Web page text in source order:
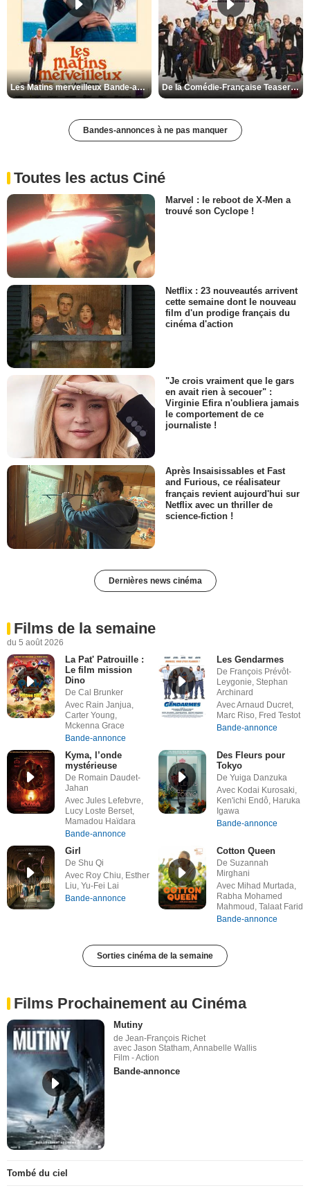
Les Matins merveilleux Bande-annonce VF De la Comédie-Française Teaser VF
Bandes-annonces à ne pas manquer
Toutes les actus Ciné
Marvel : le reboot de X-Men a
trouvé son Cyclope !
Netflix : 23 nouveautés arrivent
cette semaine dont le nouveau
film d'un prodige français du
cinéma d'action
"Je crois vraiment que le gars
en avait rien à secouer" :
Virginie Efira n'oubliera jamais
le comportement de ce
journaliste !
Après Insaisissables et Fast
and Furious, ce réalisateur
français revient aujourd'hui sur
Netflix avec un thriller de
science-fiction !
Dernières news cinéma
Films de la semaine
du 5 août 2026
La Pat' Patrouille :
Le film mission
Dino
De Cal Brunker
Avec Rain Janjua,
Carter Young,
Mckenna Grace
Bande-annonce
Les Gendarmes
De François Prévôt-
Leygonie, Stephan
Archinard
Avec Arnaud Ducret,
Marc Riso, Fred Testot
Bande-annonce
Kyma, l’onde
mystérieuse
De Romain Daudet-
Jahan
Avec Jules Lefebvre,
Lucy Loste Berset,
Mamadou Haïdara
Bande-annonce
Des Fleurs pour
Tokyo
De Yuiga Danzuka
Avec Kodai Kurosaki,
Ken'ichi Endô, Haruka
Igawa
Bande-annonce
Girl
De Shu Qi
Avec Roy Chiu, Esther
Liu, Yu-Fei Lai
Bande-annonce
Cotton Queen
De Suzannah
Mirghani
Avec Mihad Murtada,
Rabha Mohamed
Mahmoud, Talaat Farid
Bande-annonce
Sorties cinéma de la semaine
Films Prochainement au Cinéma
Mutiny
de Jean-François Richet
avec Jason Statham, Annabelle Wallis
Film - Action
Bande-annonce
Tombé du ciel